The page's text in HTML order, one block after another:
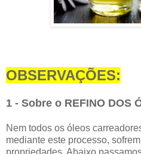
OBSERVAÇÕES:
1 - Sobre o REFINO DOS
Nem todos os óleos
mediante este processo,
propriedades. Abaixo